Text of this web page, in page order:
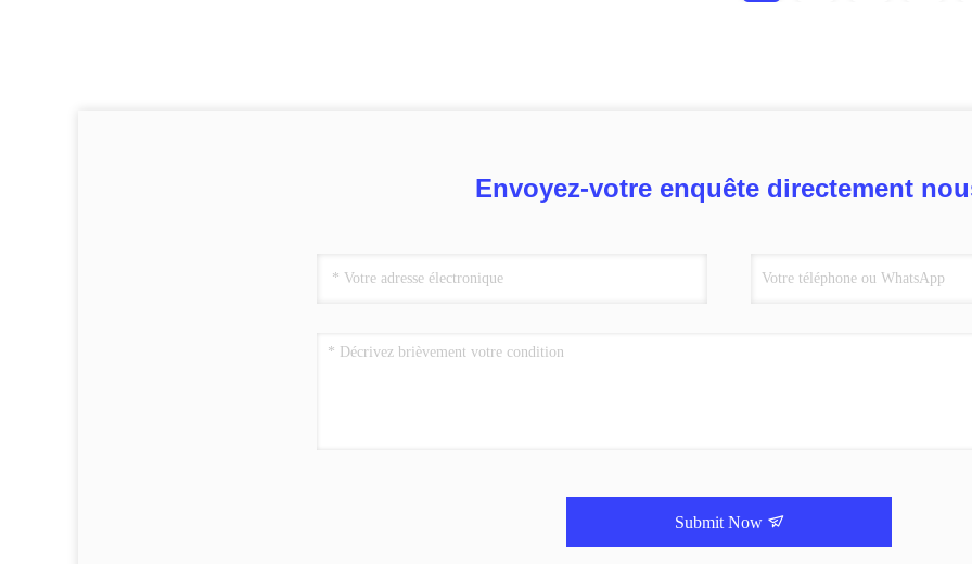
Envoyez-votre enquête directement
Submit Now